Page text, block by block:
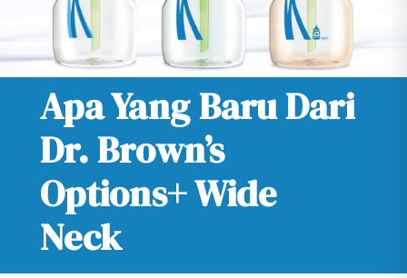
Apa Yang Baru Dari
Dr. Brown’s
Options+ Wide
Neck